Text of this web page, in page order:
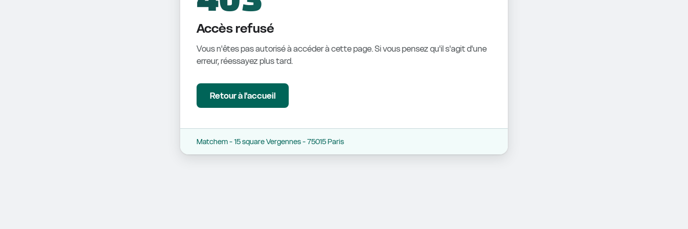
Accès refusé
Vous n'êtes pas autorisé à accéder à cette page. Si vous pensez qu'il s'agit d'une
erreur, réessayez plus tard.
Retour à l'accueil
Matchem - 15 square Vergennes - 75015 Paris